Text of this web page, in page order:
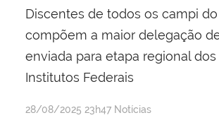
Discentes de todos os campi
compõem a maior delegação
enviada para etapa regional
Institutos Federais
por
publicado
28/08/2025 23h47 Notícias